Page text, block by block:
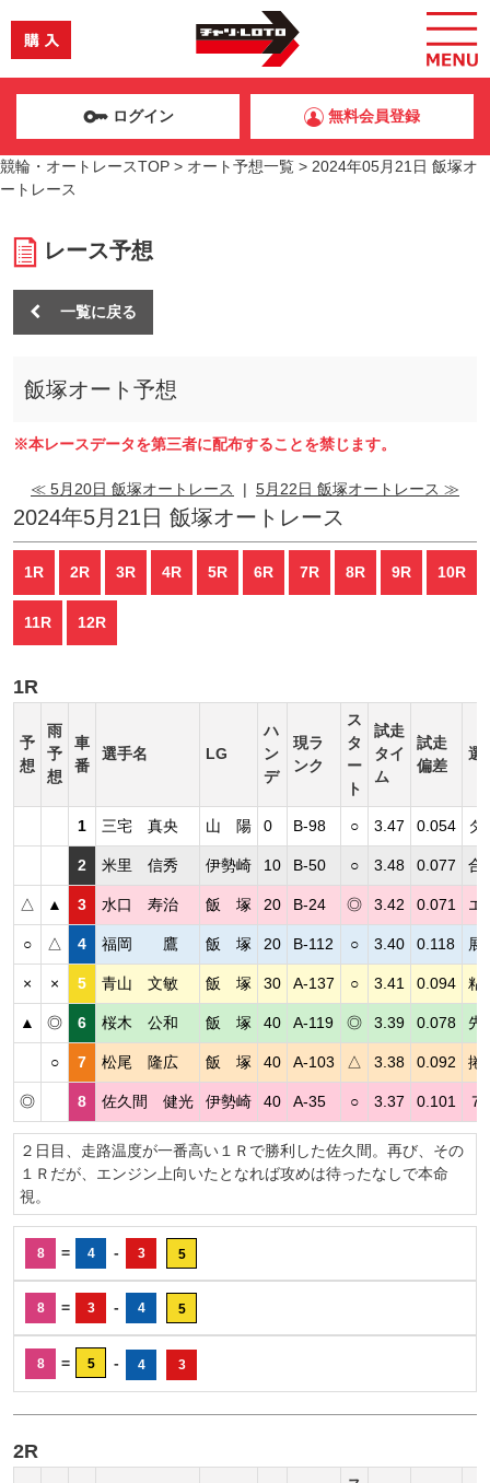
ログイン 無料会員登録
競輪・オートレースTOP > オート予想一覧 > 2024年05月21日 飯塚オ
ートレース
レース予想
一覧に戻る
飯塚オート予想
※本レースデータを第三者に配布することを禁じます。
≪ 5月20日 飯塚オートレース | 5月22日 飯塚オートレース ≫
2024年5月21日 飯塚オートレース
1R 2R 3R 4R 5R 6R 7R 8R 9R 10R
11R 12R
1R
予
想
雨
予
想
車
番
選手名 LG
ハ
ン
デ
現ラ
ンク
ス
タ
ー
ト
試走
タイ
ム
試走
偏差
選
1 三宅 真央 山 陽 0 B-98 ○ 3.47 0.054 タ
2 米里 信秀 伊勢崎 10 B-50 ○ 3.48 0.077 合
△ ▲ 3 水口 寿治 飯 塚 20 B-24 ◎ 3.42 0.071 エ
○ △ 4 福岡 鷹 飯 塚 20 B-112 ○ 3.40 0.118 展
× × 5 青山 文敏 飯 塚 30 A-137 ○ 3.41 0.094 粘
▲ ◎ 6 桜木 公和 飯 塚 40 A-119 ◎ 3.39 0.078 先
○ 7 松尾 隆広 飯 塚 40 A-103 △ 3.38 0.092 捲
◎ 8 佐久間 健光 伊勢崎 40 A-35 ○ 3.37 0.101
２日目、走路温度が一番高い１Ｒで勝利した佐久間。再び、その
１Ｒだが、エンジン上向いたとなれば攻めは待ったなしで本命
視。
8 = 4 - 3 5
8 = 3 - 4 5
8 = 5 - 4 3
2R